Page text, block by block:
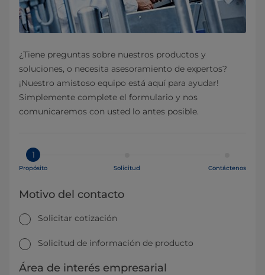
¿Tiene preguntas sobre nuestros productos y
soluciones, o necesita asesoramiento de expertos?
¡Nuestro amistoso equipo está aquí para ayudar!
Simplemente complete el formulario y nos
comunicaremos con usted lo antes posible.
1
Propósito Solicitud Contáctenos
Motivo del contacto
Solicitar cotización
Solicitud de información de producto
Área de interés empresarial